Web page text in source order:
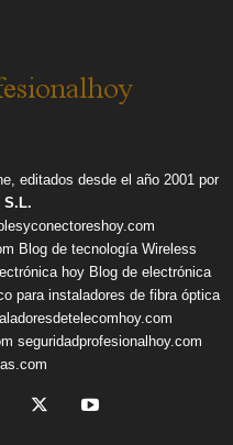
editados desde el año 2001 por
S.L.
Blog de tecnología Wireless
hoy Blog de electrónica
para instaladores de fibra óptica
seguridadprofesionalhoy.com